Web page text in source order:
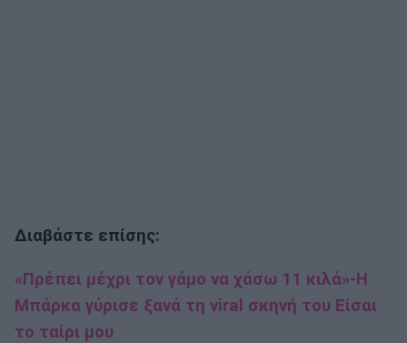
Διαβάστε επίσης:
«Πρέπει μέχρι τον γάμο να χάσω 11 κιλά»-Η
Μπάρκα γύρισε ξανά τη viral σκηνή του Είσαι
το ταίρι μου